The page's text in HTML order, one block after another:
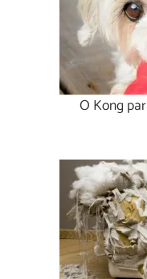
O Kong